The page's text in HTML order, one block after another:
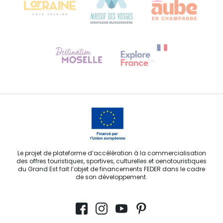
Contactez-nous
Le projet de plateforme d’accélération à la commercialisation
des offres touristiques, sportives, culturelles et oenotouristiques
du Grand Est fait l’objet de financements FEDER dans le cadre
de son développement.